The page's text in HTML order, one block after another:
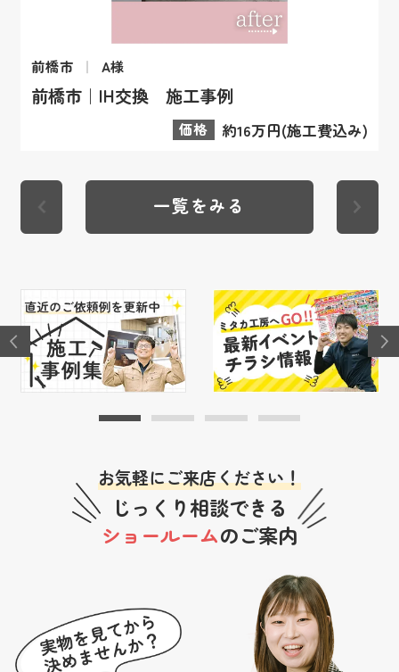
前橋市 A様
前橋市｜IH交換 施工事例
価格 約16万円(施工費込み)
一覧をみる
お気軽にご来店ください！
じっくり相談できる
ショールームのご案内